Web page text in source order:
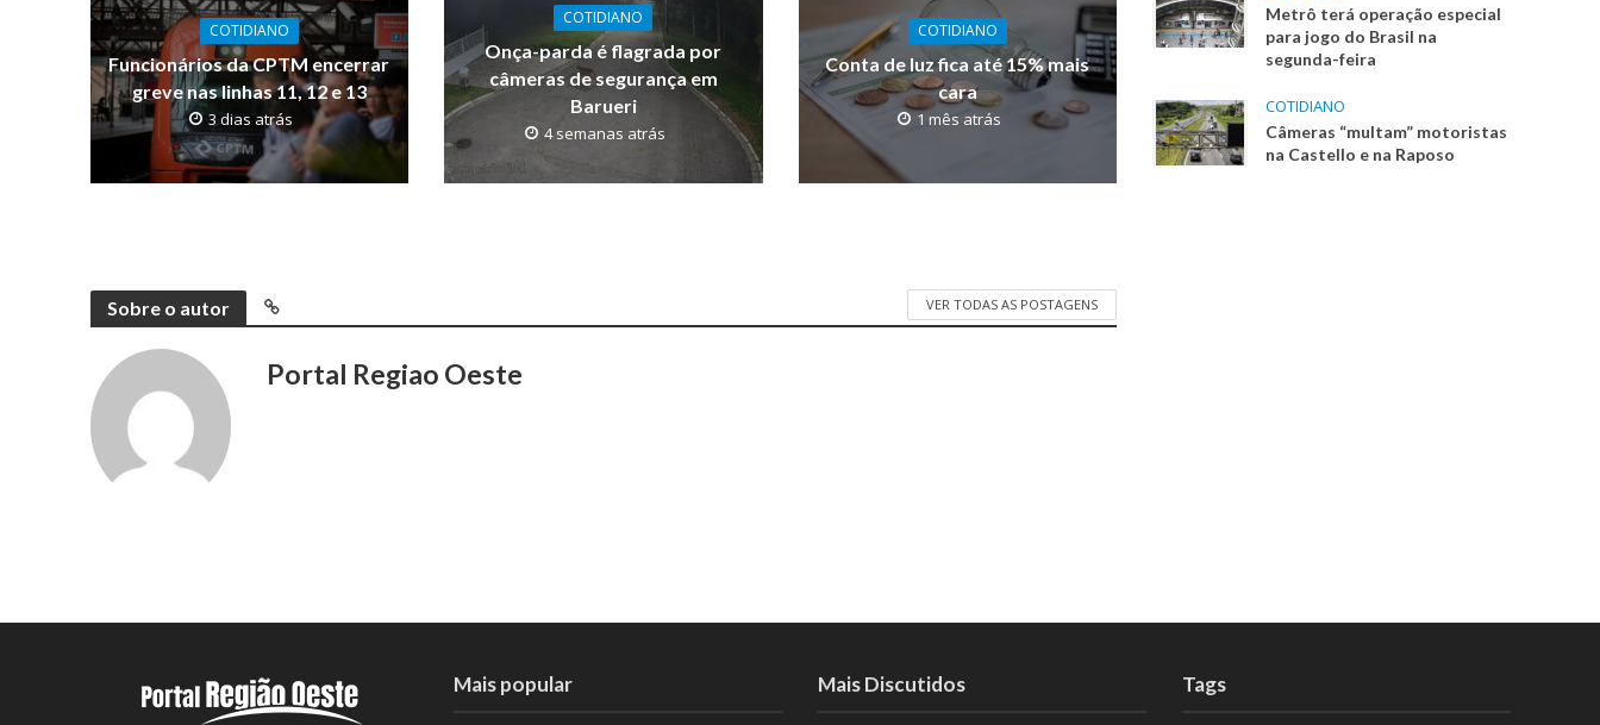
COTIDIANO
Funcionários da CPTM encerrar
greve nas linhas 11, 12 e 13
3 dias atrás
COTIDIANO
Onça-parda é flagrada por
câmeras de segurança em
Barueri
4 semanas atrás
COTIDIANO
Conta de luz fica até 15% mais
cara
1 mês atrás
Sobre o autor VER TODAS AS POSTAGENS
Portal Regiao Oeste
Metrô terá operação especial
para jogo do Brasil na
segunda-feira
COTIDIANO
Câmeras “multam” motoristas
na Castello e na Raposo
Mais popular Mais Discutidos Tags